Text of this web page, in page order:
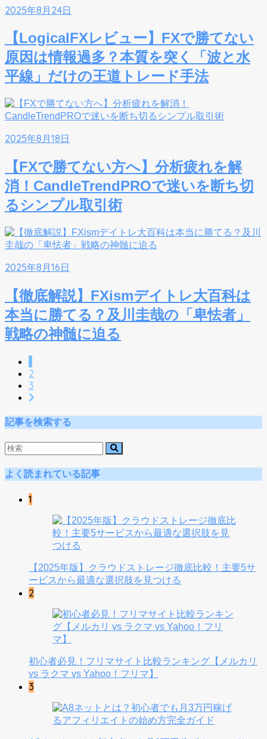
2025年8月24日
【LogicalFXレビュー】FXで勝てない
原因は情報過多？本質を突く「波と水
平線」だけの王道トレード手法
2025年8月18日
【FXで勝てない方へ】分析疲れを解
消！CandleTrendPROで迷いを断ち切
るシンプル取引術
2025年8月16日
【徹底解説】FXismデイトレ大百科は
本当に勝てる？及川圭哉の「卑怯者」
戦略の神髄に迫る
2
3
記事を検索する
よく読まれている記事
1
【2025年版】クラウドストレージ徹底比較！主要5サ
ービスから最適な選択肢を見つける
2
初心者必見！フリマサイト比較ランキング【メルカリ
vs ラクマ vs Yahoo！フリマ】
3